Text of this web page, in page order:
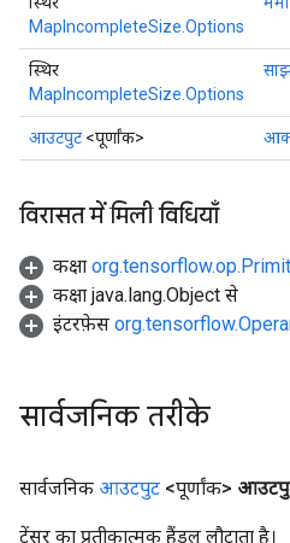
MapIncompleteSize.Options
स्थिर
MapIncompleteSize.Options
आउटपुट <पूर्णांक>
विरासत में मिली विधियाँ
कक्षा
कक्षा java.lang.Object से
इंटरफ़ेस
सार्वजनिक तरीके
सार्वजनिक आउटपुट <पूर्णांक>
टेंसर का प्रतीकात्मक हैंडल लौटाता है।